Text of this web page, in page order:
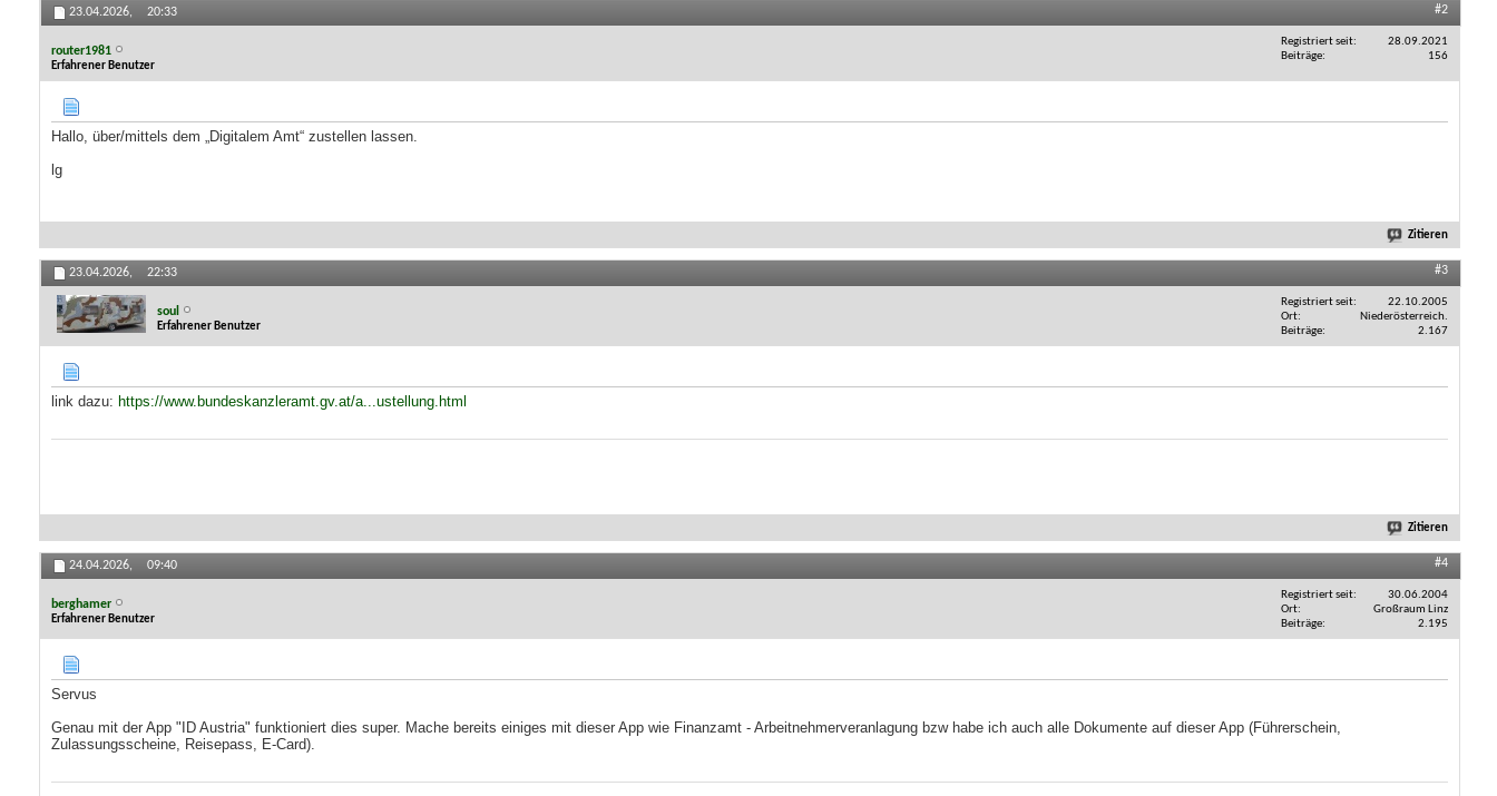
23.04.2026, 20:33 #2
router1981
Erfahrener Benutzer
Registriert seit
28.09.2021
Beiträge
156
Hallo, über/mittels dem „Digitalem Amt“ zustellen lassen.
lg
Zitieren
23.04.2026, 22:33 #3
soul
Erfahrener Benutzer
Registriert seit
22.10.2005
Ort
Niederösterreich.
Beiträge
2.167
link dazu: https://www.bundeskanzleramt.gv.at/a...ustellung.html
Zitieren
24.04.2026, 09:40 #4
berghamer
Erfahrener Benutzer
Registriert seit
30.06.2004
Ort
Großraum Linz
Beiträge
2.195
Servus
Genau mit der App "ID Austria" funktioniert dies super. Mache bereits einiges mit dieser App wie Finanzamt - Arbeitnehmerveranlagung bzw habe ich auch alle Dokumente auf dieser App (Führerschein,
Zulassungsscheine, Reisepass, E-Card).